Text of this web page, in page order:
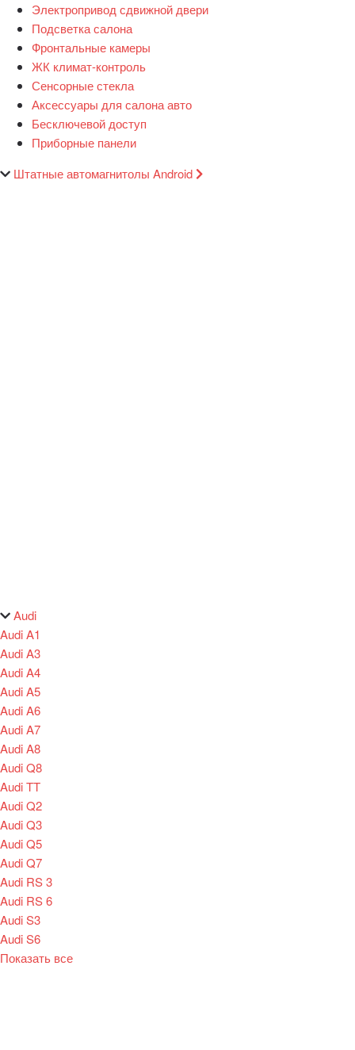
Электропривод сдвижной двери
Подсветка салона
Фронтальные камеры
ЖК климат-контроль
Сенсорные стекла
Аксессуары для салона авто
Бесключевой доступ
Приборные панели
Штатные автомагнитолы Android
Audi
Audi A1
Audi A3
Audi A4
Audi A5
Audi A6
Audi A7
Audi A8
Audi Q8
Audi TT
Audi Q2
Audi Q3
Audi Q5
Audi Q7
Audi RS 3
Audi RS 6
Audi S3
Audi S6
Показать все